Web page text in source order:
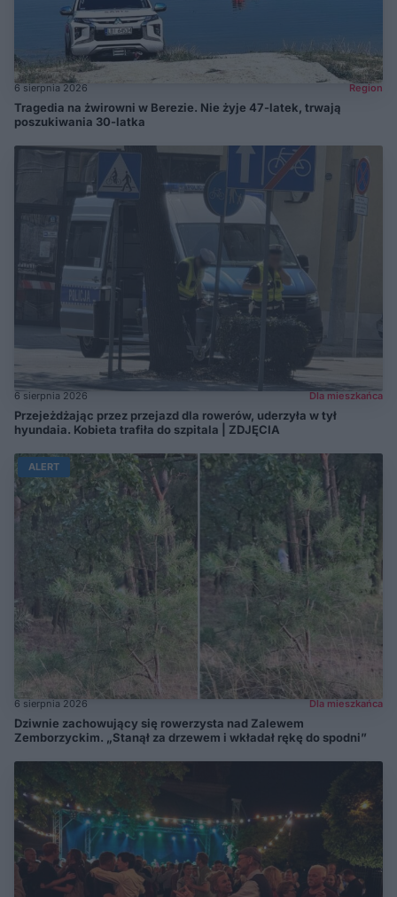
6 sierpnia 2026 Region
Tragedia na żwirowni w Berezie. Nie żyje 47-latek, trwają
poszukiwania 30-latka
6 sierpnia 2026 Dla mieszkańca
Przejeżdżając przez przejazd dla rowerów, uderzyła w tył
hyundaia. Kobieta trafiła do szpitala | ZDJĘCIA
ALERT
6 sierpnia 2026 Dla mieszkańca
Dziwnie zachowujący się rowerzysta nad Zalewem
Zemborzyckim. „Stanął za drzewem i wkładał rękę do spodni”